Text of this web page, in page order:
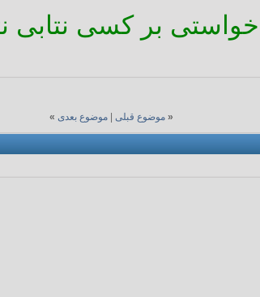
بر کسی نتابی
« موضوع قبلی |موضوع بعدی »